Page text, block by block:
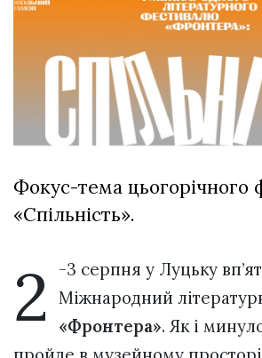
Спартакіада
VolWe...
29 Липня 2026
564 переглядів
Всі розділи
Афіша
ZONE 18+
Політика конфіденційності
Фокус-тема цьогорічного
«Спільність».
2
-3 серпня у Луцьку
Міжнародний
«Фронтера». Як і